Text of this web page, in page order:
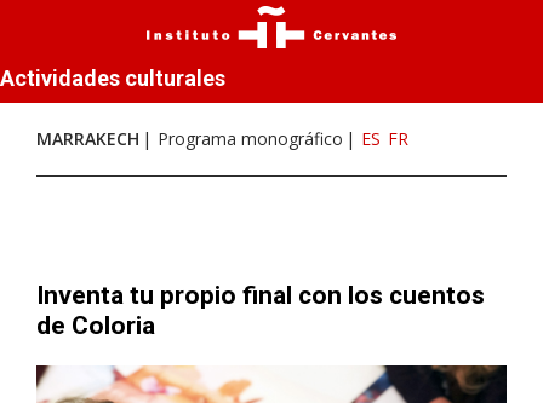
Actividades culturales
MARRAKECH Programa monográfico ES FR
Inventa tu propio final con los cuentos
de Coloria